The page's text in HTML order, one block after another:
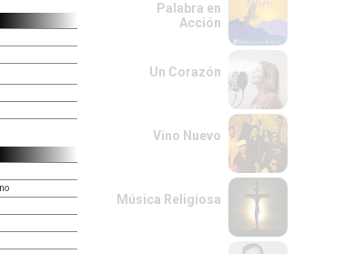
Palabra en
Acción
Un Corazón
Vino Nuevo
Música Religiosa